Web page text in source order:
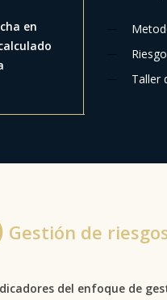
en
Taller
Gestión de
del enfoque de